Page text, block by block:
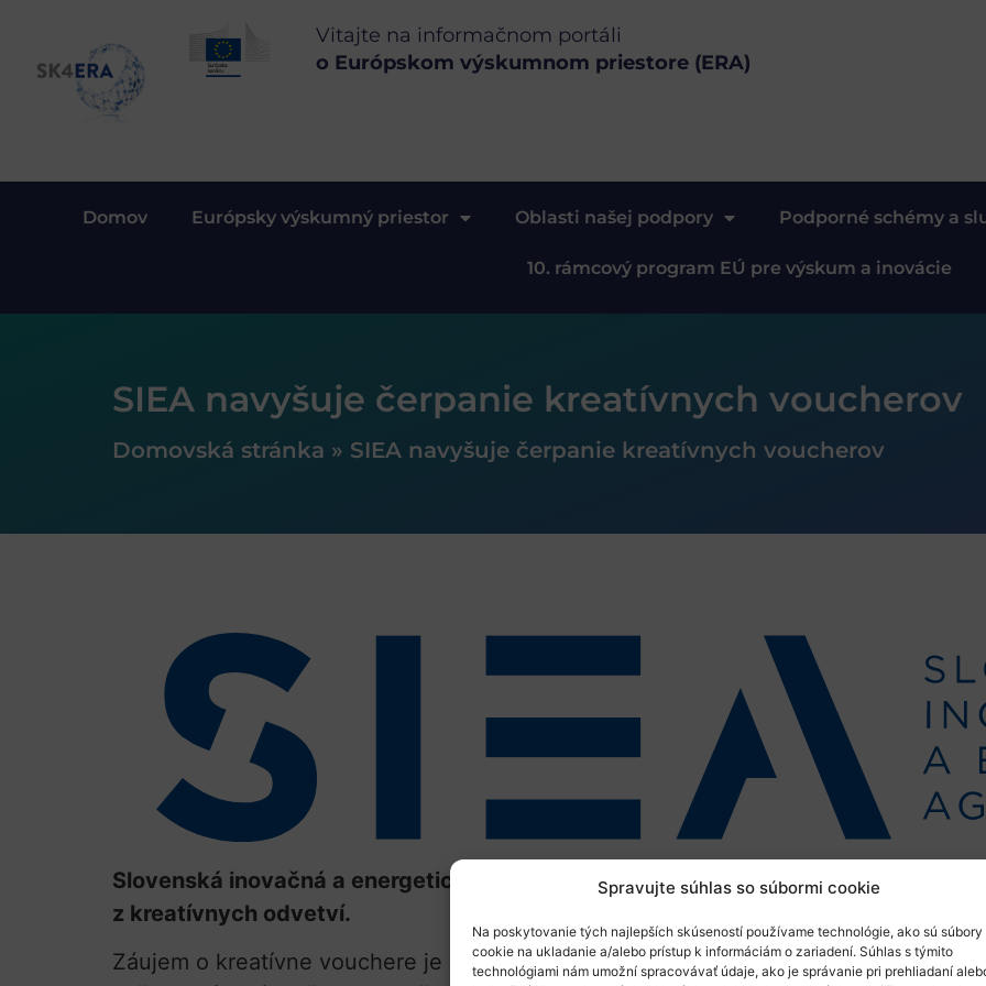
Spravujte súhlas so súbormi cookie
Na poskytovanie tých najlepších skúseností používame technológie, ako sú súbory
cookie na ukladanie a/alebo prístup k informáciám o zariadení. Súhlas s týmito
technológiami nám umožní spracovávať údaje, ako je správanie pri prehliadaní
Vitajte na informačnom portáli
o Európskom výskumnom priestore (ERA)
Domov Európsky výskumný priestor Oblasti našej podpory Podporné schémy a
10. rámcový program EÚ pre výskum a inovácie
SIEA navyšuje čerpanie kreatívnych voucherov
Domovská stránka » SIEA navyšuje čerpanie kreatívnych voucherov
Slovenská inovačná a energetická agentúra (SIEA) sa rozhodla podporiť malých
z kreatívnych odvetví.
Záujem o kreatívne vouchere je naozaj veľký. Aktuálne kapacity vyhlásenej výzvy